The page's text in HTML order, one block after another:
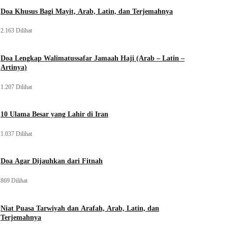
Doa Khusus Bagi Mayit, Arab, Latin, dan Terjemahnya
2.163 Dilihat
Doa Lengkap Walimatussafar Jamaah Haji (Arab – Latin –
Artinya)
1.207 Dilihat
10 Ulama Besar yang Lahir di Iran
1.037 Dilihat
Doa Agar Dijauhkan dari Fitnah
869 Dilihat
Niat Puasa Tarwiyah dan Arafah, Arab, Latin, dan
Terjemahnya